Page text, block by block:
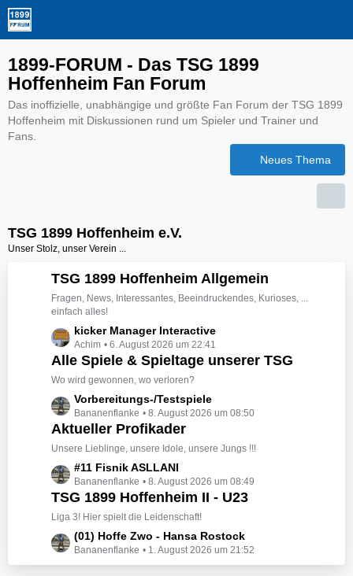
1899-FORUM - Das TSG 1899
Hoffenheim Fan Forum
Das inoffizielle, unabhängige und größte Fan Forum der TSG 1899
Hoffenheim mit Diskussionen rund um Spieler und Trainer und
Fans.
Neues Thema
TSG 1899 Hoffenheim e.V.
Unser Stolz, unser Verein ...
TSG 1899 Hoffenheim Allgemein
Fragen, News, Interessantes, Beeindruckendes, Kurioses, ...
einfach alles!
L
e
t
z
e
B
t
ä
g
e
kicker Manager Interactive
Achim 6. August 2026 um 22:41
Alle Spiele & Spieltage unserer TSG
Wo wird gewonnen, wo verloren?
L
e
t
z
e
B
t
Vorbereitungs-/Testspiele
Bananenflanke 8. August 2026 um 08:50
Aktueller Profikader
Unsere Lieblinge, unsere Idole, unsere Jungs !!!
L
e
z
e
#11 Fisnik ASLLANI
Bananenflanke 8. August 2026 um 08:49
TSG 1899 Hoffenheim II - U23
Liga 3! Hier spielt die Leidenschaft!
L
e
t
(01) Hoffe Zwo - Hansa Rostock
Bananenflanke 1. August 2026 um 21:52